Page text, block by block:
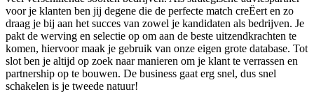
voor je klanten ben jij degene die de perfecte match creËert en zo
draag je bij aan het succes van zowel je kandidaten als bedrijven. Je
pakt de werving en selectie op om aan de beste uitzendkrachten te
komen, hiervoor maak je gebruik van onze eigen grote database. Tot
slot ben je altijd op zoek naar manieren om je klant te verrassen en
partnership op te bouwen. De business gaat erg snel, dus snel
schakelen is je tweede natuur!